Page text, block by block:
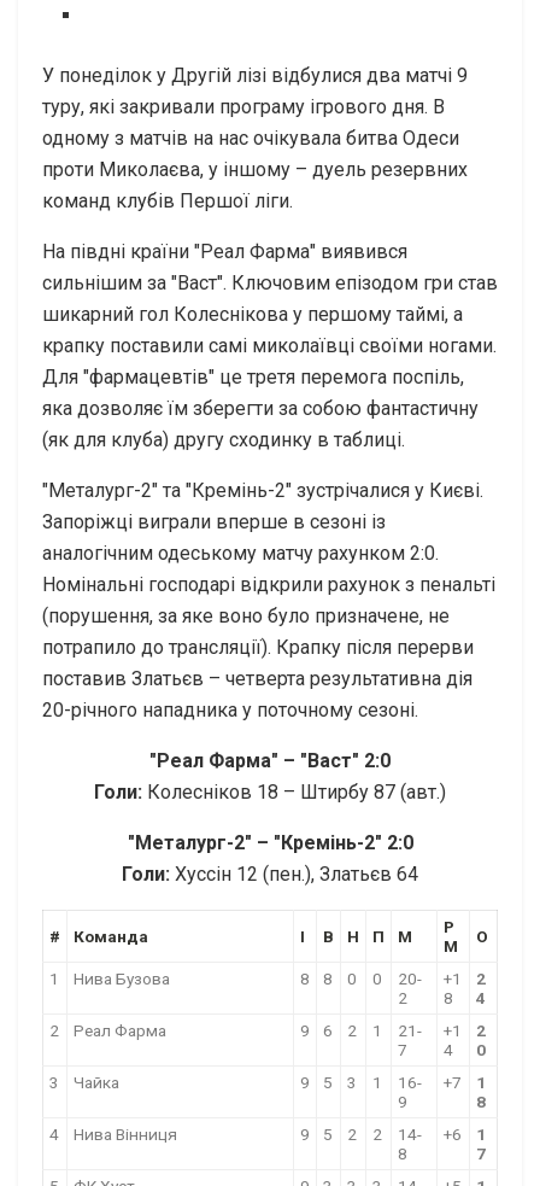
У понеділок у Другій лізі відбулися два матчі 9
туру, які закривали програму ігрового дня. В
одному з матчів на нас очікувала битва Одеси
проти Миколаєва, у іншому – дуель резервних
команд клубів Першої ліги.
На півдні країни "Реал Фарма" виявився
сильнішим за "Васт". Ключовим епізодом гри став
шикарний гол Колеснікова у першому таймі, а
крапку поставили самі миколаївці своїми ногами.
Для "фармацевтів" це третя перемога поспіль,
яка дозволяє їм зберегти за собою фантастичну
(як для клуба) другу сходинку в таблиці.
"Металург-2" та "Кремінь-2" зустрічалися у Києві.
Запоріжці виграли вперше в сезоні із
аналогічним одеському матчу рахунком 2:0.
Номінальні господарі відкрили рахунок з пенальті
(порушення, за яке воно було призначене, не
потрапило до трансляції). Крапку після перерви
поставив Златьєв – четверта результативна дія
20-річного нападника у поточному сезоні.
"Реал Фарма" – "Васт" 2:0
Голи: Колесніков 18 – Штирбу 87 (авт.)
"Металург-2" – "Кремінь-2" 2:0
Голи: Хуссін 12 (пен.), Златьєв 64
# Команда І В Н П М
Р
М
О
1 Нива Бузова 8 8 0 0
20-
2
+1
8
2
4
2
Реал Фарма 9 6 2 1
21-
7
+1
4
2
0
3
Чайка 9 5 3 1
16-
9
+7
1
8
4
Нива Вінниця 9 5 2 2
14-
8
+6
1
7